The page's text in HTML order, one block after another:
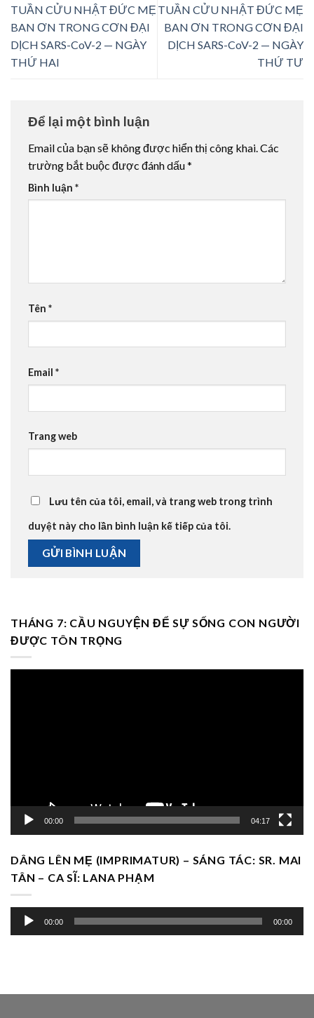
TUẦN CỬU NHẬT ĐỨC MẸ
BAN ƠN TRONG CƠN ĐẠI
DỊCH SARS-CoV-2 — NGÀY
THỨ HAI
TUẦN CỬU NHẬT ĐỨC MẸ
BAN ƠN TRONG CƠN ĐẠI
DỊCH SARS-CoV-2 — NGÀY
THỨ TƯ
Để lại một bình luận
Email của bạn sẽ không được hiển thị công khai. Các
trường bắt buộc được đánh dấu*
Bình luận *
Tên *
Email *
Trang web
Lưu tên của tôi, email, và trang web trong trình
duyệt này cho lần bình luận kế tiếp của tôi.
THÁNG 7: CẦU NGUYỆN ĐỂ SỰ SỐNG CON NGƯỜI
ĐƯỢC TÔN TRỌNG
00:00 04:17
DÂNG LÊN MẸ (IMPRIMATUR) – SÁNG TÁC: SR. MAI
TÂN – CA SĨ: LANA PHẠM
Trình
chơi
00:00 00:00